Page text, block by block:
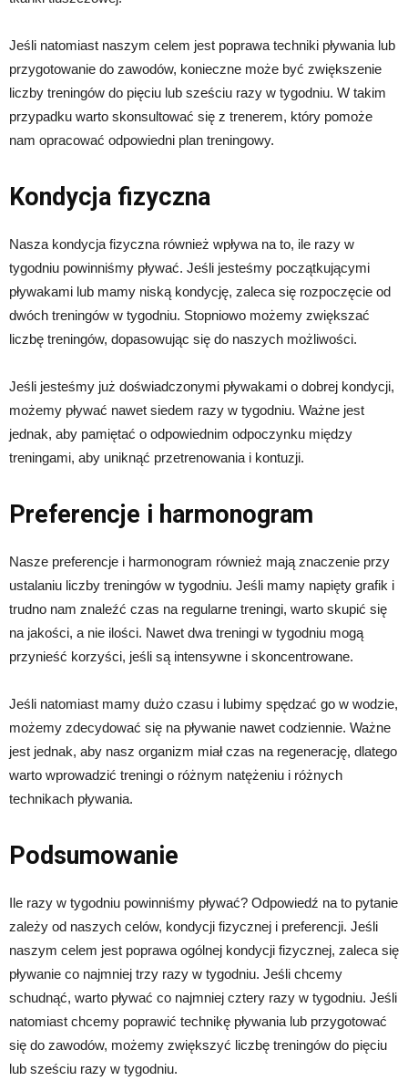
Jeśli natomiast naszym celem jest poprawa techniki pływania lub
przygotowanie do zawodów, konieczne może być zwiększenie
liczby treningów do pięciu lub sześciu razy w tygodniu. W takim
przypadku warto skonsultować się z trenerem, który pomoże
nam opracować odpowiedni plan treningowy.
Kondycja fizyczna
Nasza kondycja fizyczna również wpływa na to, ile razy w
tygodniu powinniśmy pływać. Jeśli jesteśmy początkującymi
pływakami lub mamy niską kondycję, zaleca się rozpoczęcie od
dwóch treningów w tygodniu. Stopniowo możemy zwiększać
liczbę treningów, dopasowując się do naszych możliwości.
Jeśli jesteśmy już doświadczonymi pływakami o dobrej kondycji,
możemy pływać nawet siedem razy w tygodniu. Ważne jest
jednak, aby pamiętać o odpowiednim odpoczynku między
treningami, aby uniknąć przetrenowania i kontuzji.
Preferencje i harmonogram
Nasze preferencje i harmonogram również mają znaczenie przy
ustalaniu liczby treningów w tygodniu. Jeśli mamy napięty grafik i
trudno nam znaleźć czas na regularne treningi, warto skupić się
na jakości, a nie ilości. Nawet dwa treningi w tygodniu mogą
przynieść korzyści, jeśli są intensywne i skoncentrowane.
Jeśli natomiast mamy dużo czasu i lubimy spędzać go w wodzie,
możemy zdecydować się na pływanie nawet codziennie. Ważne
jest jednak, aby nasz organizm miał czas na regenerację, dlatego
warto wprowadzić treningi o różnym natężeniu i różnych
technikach pływania.
Podsumowanie
Ile razy w tygodniu powinniśmy pływać? Odpowiedź na to pytanie
zależy od naszych celów, kondycji fizycznej i preferencji. Jeśli
naszym celem jest poprawa ogólnej kondycji fizycznej, zaleca się
pływanie co najmniej trzy razy w tygodniu. Jeśli chcemy
schudnąć, warto pływać co najmniej cztery razy w tygodniu. Jeśli
natomiast chcemy poprawić technikę pływania lub przygotować
się do zawodów, możemy zwiększyć liczbę treningów do pięciu
lub sześciu razy w tygodniu.